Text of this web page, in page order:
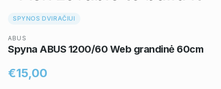
SPYNOS DVIRAČIUI
ABUS
Spyna ABUS 1200/60 Web grandinė 60cm
€15,00